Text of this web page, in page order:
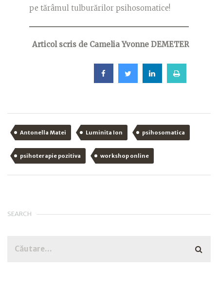
pe tărâmul tulburărilor psihosomatice!
Articol scris de Camelia Yvonne DEMETER
Antonella Matei Luminita Ion psihosomatica
psihoterapie pozitiva workshop online
SEARCH